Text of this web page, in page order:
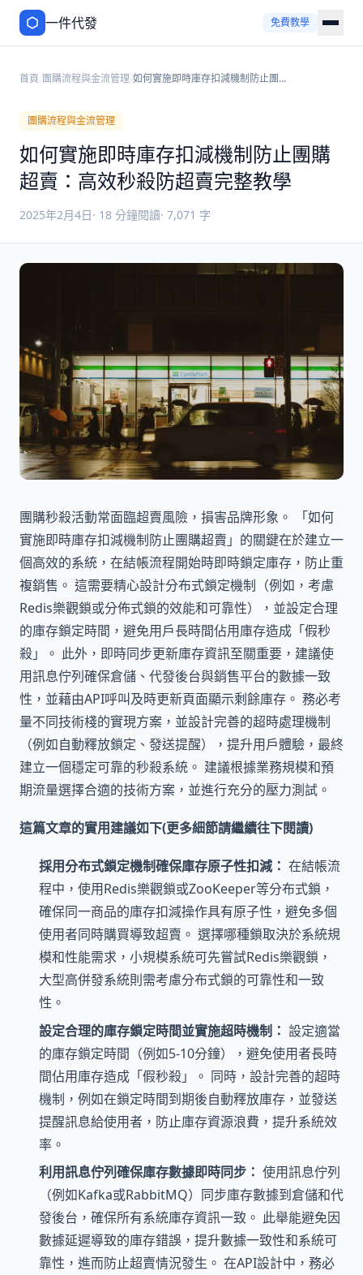
一件代發 免費教學
首頁/團購流程與金流管理/如何實施即時庫存扣減機制防止團購
團購流程與金流管理
如何實施即時庫存扣減機制防止團購
超賣：高效秒殺防超賣完整教學
2025年2月4日· 18 分鐘閱讀· 7,071 字
團購秒殺活動常面臨超賣風險，損害品牌形象。 「如何
實施即時庫存扣減機制防止團購超賣」的關鍵在於建立一
個高效的系統，在結帳流程開始時即時鎖定庫存，防止重
複銷售。 這需要精心設計分布式鎖定機制（例如，考慮
Redis樂觀鎖或分佈式鎖的效能和可靠性），並設定合理
的庫存鎖定時間，避免用戶長時間佔用庫存造成「假秒
殺」。 此外，即時同步更新庫存資訊至關重要，建議使
用訊息佇列確保倉儲、代發後台與銷售平台的數據一致
性，並藉由API呼叫及時更新頁面顯示剩餘庫存。 務必考
量不同技術棧的實現方案，並設計完善的超時處理機制
（例如自動釋放鎖定、發送提醒），提升用戶體驗，最終
建立一個穩定可靠的秒殺系統。 建議根據業務規模和預
期流量選擇合適的技術方案，並進行充分的壓力測試。
這篇文章的實用建議如下(更多細節請繼續往下閱讀)
採用分布式鎖定機制確保庫存原子性扣減： 在結帳流
程中，使用Redis樂觀鎖或ZooKeeper等分布式鎖，
確保同一商品的庫存扣減操作具有原子性，避免多個
使用者同時購買導致超賣。 選擇哪種鎖取決於系統規
模和性能需求，小規模系統可先嘗試Redis樂觀鎖，
大型高併發系統則需考慮分布式鎖的可靠性和一致
性。
設定合理的庫存鎖定時間並實施超時機制： 設定適當
的庫存鎖定時間（例如5-10分鐘），避免使用者長時
間佔用庫存造成「假秒殺」。 同時，設計完善的超時
機制，例如在鎖定時間到期後自動釋放庫存，並發送
提醒訊息給使用者，防止庫存資源浪費，提升系統效
率。
利用訊息佇列確保庫存數據即時同步： 使用訊息佇列
（例如Kafka或RabbitMQ）同步庫存數據到倉儲和代
發後台，確保所有系統庫存資訊一致。 此舉能避免因
數據延遲導致的庫存錯誤，提升數據一致性和系統可
靠性，進而防止超賣情況發生。 在API設計中，務必